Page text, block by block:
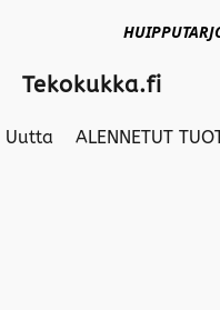
Tekokukka.fi
Uutta ALENNETUT